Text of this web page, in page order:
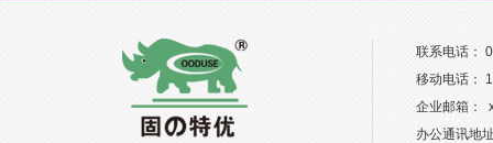
联系电话：
移动电话：
企业邮箱：
办公通讯地